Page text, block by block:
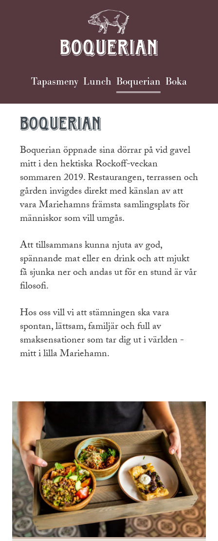
Huvudmeny
1)
Tapasmeny Lunch Boquerian Boka
Boquerian
Boquerian öppnade sina dörrar på vid gavel
mitt i den hektiska Rockoff-veckan
sommaren 2019. Restaurangen, terrassen och
gården invigdes direkt med känslan av att
vara Mariehamns främsta samlingsplats för
människor som vill umgås.
Att tillsammans kunna njuta av god,
spännande mat eller en drink och att mjukt
få sjunka ner och andas ut för en stund är vår
filosofi.
Hos oss vill vi att stämningen ska vara
spontan, lättsam, familjär och full av
smaksensationer som tar dig ut i världen -
mitt i lilla Mariehamn.